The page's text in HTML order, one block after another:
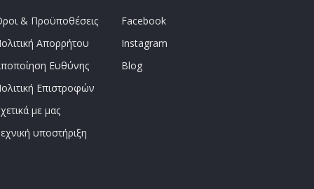
& Προϋποθέσεις
Απορρήτου
Ευθύνης
Επιστροφών
με μας
υποστήριξη
Facebook
Instagram
Blog